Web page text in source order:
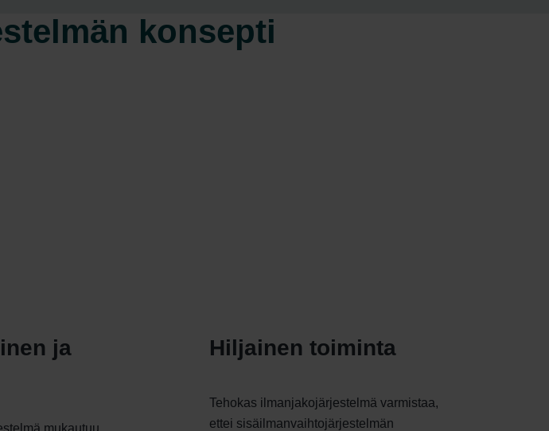
konsepti
ja
Hiljainen toiminta
Tehokas ilmanjakojärjestelmä varmistaa,
ettei sisäilmanvaihtojärjestelmän